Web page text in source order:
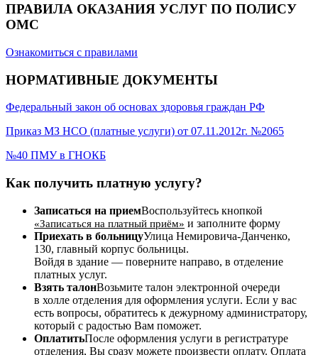
ПРАВИЛА ОКАЗАНИЯ УСЛУГ ПО ПОЛИСУ
ОМС
Ознакомиться с правилами
НОРМАТИВНЫЕ ДОКУМЕНТЫ
Федеральный закон об основах здоровья граждан РФ
Приказ МЗ НСО (платные услуги) от 07.11.2012г. №2065
№40 ПМУ в ГНОКБ
Как получить платную услугу?
Записаться на приемВоспользуйтесь кнопкой
«Записаться на платный приём» и заполните форму
Приехать в больницуУлица Немировича-Данченко,
130, главный корпус больницы.
Войдя в здание — поверните направо, в отделение
платных услуг.
Взять талонВозьмите талон электронной очереди
в холле отделения для оформления услуги. Если у вас
есть вопросы, обратитесь к дежурному администратору,
который с радостью Вам поможет.
ОплатитьПосле оформления услуги в регистратуре
отделения, Вы сразу можете произвести оплату. Оплата